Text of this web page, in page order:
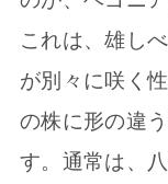
これは、雄し
が別々に咲く
の株に形の違
す。通常は、